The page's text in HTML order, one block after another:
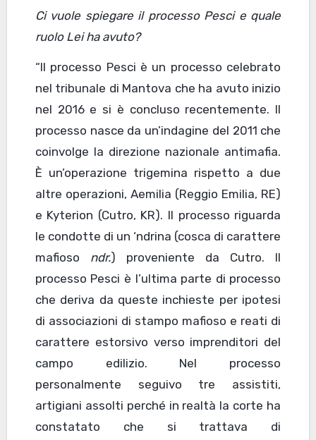
Ci vuole spiegare il processo Pesci e quale
ruolo Lei ha avuto?
“Il processo Pesci è un processo celebrato
nel tribunale di Mantova che ha avuto inizio
nel 2016 e si è concluso recentemente. Il
processo nasce da un’indagine del 2011 che
coinvolge la direzione nazionale antimafia.
È un’operazione trigemina rispetto a due
altre operazioni, Aemilia (Reggio Emilia, RE)
e Kyterion (Cutro, KR). Il processo riguarda
le condotte di un ‘ndrina (cosca di carattere
mafioso ndr.) proveniente da Cutro. Il
processo Pesci è l’ultima parte di processo
che deriva da queste inchieste per ipotesi
di associazioni di stampo mafioso e reati di
carattere estorsivo verso imprenditori del
campo edilizio. Nel processo
personalmente seguivo tre assistiti,
artigiani assolti perché in realtà la corte ha
constatato che si trattava di